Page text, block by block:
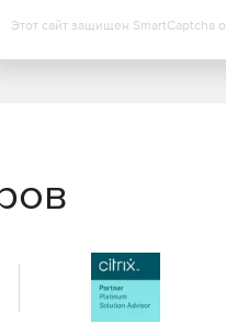
для надежной
облачных сред и успешно
Этот сайт защищен SmartCaptcha